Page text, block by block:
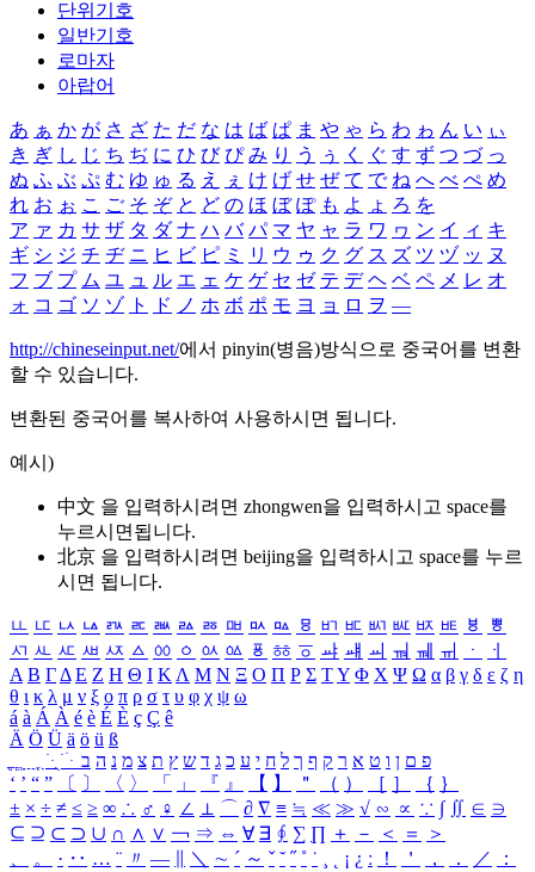
단위기호
일반기호
로마자
아랍어
あ ぁ か が さ ざ た だ な は ば ぱ ま や ゃ ら わ ゎ ん い ぃ
き ぎ し じ ち ぢ に ひ び ぴ み り う ぅ く ぐ す ず つ づ っ
ぬ ふ ぶ ぷ む ゆ ゅ る え ぇ け げ せ ぜ て で ね へ べ ぺ め
れ お ぉ こ ご そ ぞ と ど の ほ ぼ ぽ も よ ょ ろ を
ア ァ カ サ ザ タ ダ ナ ハ バ パ マ ヤ ャ ラ ワ ヮ ン イ ィ キ
ギ シ ジ チ ヂ ニ ヒ ビ ピ ミ リ ウ ゥ ク グ ス ズ ツ ヅ ッ ヌ
フ ブ プ ム ユ ュ ル エ ェ ケ ゲ セ ゼ テ デ ヘ ベ ペ メ レ オ
ォ コ ゴ ソ ゾ ト ド ノ ホ ボ ポ モ ヨ ョ ロ ヲ ―
http://chineseinput.net/에서 pinyin(병음)방식으로 중국어를 변환
할 수 있습니다.
변환된 중국어를 복사하여 사용하시면 됩니다.
예시)
中文 을 입력하시려면 zhongwen을 입력하시고 space를
누르시면됩니다.
北京 을 입력하시려면 beijing을 입력하시고 space를 누르
시면 됩니다.
ㅥ ㅦ ㅧ ㅨ ㅩ ㅪ ㅫ ㅬ ㅭ ㅮ ㅯ ㅰ ㅱ ㅲ ㅳ ㅴ ㅵ ㅶ ㅷ ㅸ
ㅹ
ㅺ ㅻ ㅼ ㅽ ㅾ ㅿ ㆀ ㆁ ㆂ ㆃ ㆄ ㆅ ㆆ ㆇ ㆈ ㆉ ㆊ ㆋ ㆌ ㆍ
ㆎ
Α Β ΓΔ Ε Ζ Η Θ Ι ΚΛ Μ Ν Ξ Ο Π Ρ Σ ΤΥ Φ Χ Ψ Ω α β γ δ ε ζ η
θ ι κ λ μ ν ξ ο π ρ σ τ υ φ χ ψ ω
á à Á À é è É È ç Ç ê
Ä Ö Ü ä ö ü ß
ִֶֹ ֻּ ׁׂ פ ם ן ו ט א ר ק ף ך ל ח י ע כ ג ד ש ץ ת צ מ נ ה ב
‘ ’ “ ” 〔 〕 〈 〉 「 」 『 』 【 】 ＂ （ ） ［ ］ ｛ ｝
± × ÷ ≠ ≤ ≥ ∞ ∴ ♂ ♀ ∠ ⊥ ⌒ ∂ ∇ ≡ ≒ ≪ ≫ √ ∽ ∝ ∵ ∫ ∬ ∈ ∋
⊆ ⊇ ⊂ ⊃ ∪ ∩ ∧ ∨ ￢ ⇒ ⇔ ∀ ∃ ∮ ∑ ∏ ＋ － ＜ ＝
＞
、
。 · ‥ … ¨ 〃 ― ＼ ∼ ´ ～ ˇ ˘ ˝ ˚ ˙ ¸ ¡ ¿ ː ！ ＇ ， ． ／
：